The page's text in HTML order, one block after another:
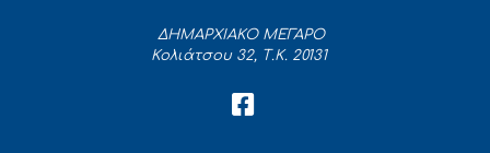
ΔΗΜΑΡΧΙΑΚΟ ΜΕΓΑΡΟ
Κολιάτσου 32, Τ.Κ. 20131